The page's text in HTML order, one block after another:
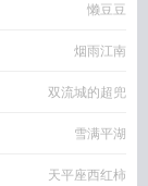
懒豆豆
烟雨江南
双流城的超兜
雪满平湖
天平座西红柿